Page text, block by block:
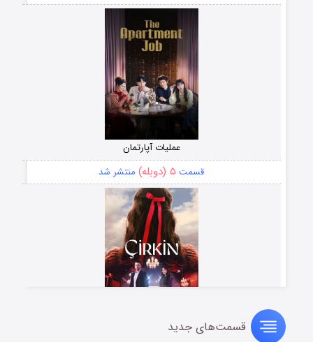
عملیات آپارتمان
قسمت ۵ (دوبله) منتشر شد
سریال زشتقسمت‌های جدید